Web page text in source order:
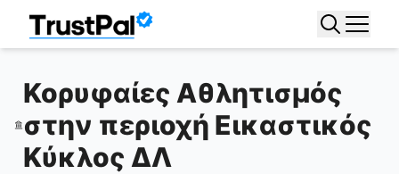
Κορυφαίες Αθλητισμός
στην περιοχή Εικαστικός
Κύκλος ΔΛ